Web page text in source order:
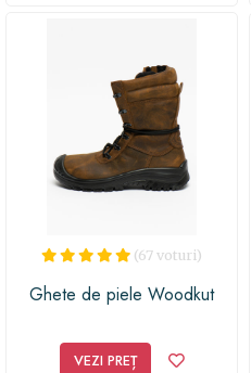
(67 voturi)
Ghete de piele Woodkut
VEZI PREȚ